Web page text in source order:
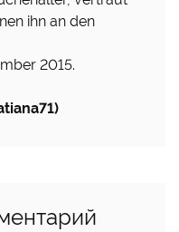
ihn an den
2015.